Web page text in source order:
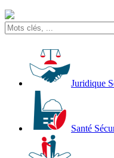
Juridique
Santé